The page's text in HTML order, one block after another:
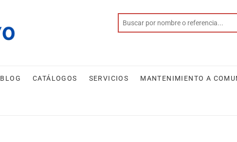
BLOG CATÁLOGOS SERVICIOS MANTENIMIENTO A